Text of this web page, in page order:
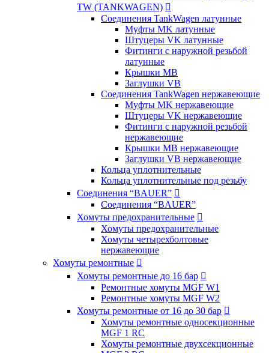
TW (TANKWAGEN) 
Соединения TankWagen латунные
Муфты MK латунные
Штуцеры VK латунные
Фитинги с наружной резьбой
латунные
Крышки MB
Заглушки VB
Соединения TankWagen нержавеющие
Муфты MK нержавеющие
Штуцеры VK нержавеющие
Фитинги с наружной резьбой
нержавеющие
Крышки MB нержавеющие
Заглушки VB нержавеющие
Кольца уплотнительные
Кольца уплотнительные под резьбу
Соединения “BAUER” 
Соединения “BAUER”
Хомуты предохранительные 
Хомуты предохранительные
Хомуты четырехболтовые
нержавеющие
Хомуты ремонтные 
Хомуты ремонтные до 16 бар 
Ремонтные хомуты MGF W1
Ремонтные хомуты MGF W2
Хомуты ремонтные от 16 до 30 бар 
Хомуты ремонтные односекционные
MGF 1 RC
Хомуты ремонтные двухсекционные